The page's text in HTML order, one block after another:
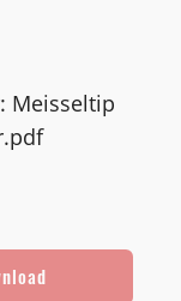
Meisseltip